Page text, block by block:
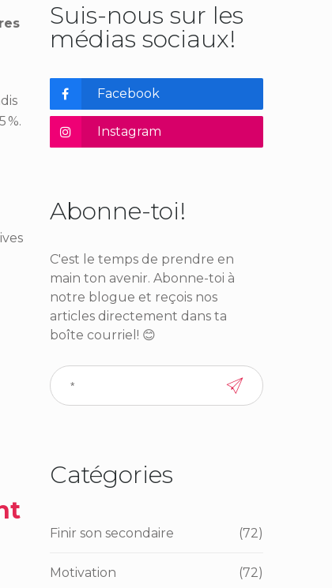
%.
Suis-nous sur les
médias sociaux!
Facebook
Instagram
Abonne-toi!
C'est le temps de prendre en
main ton avenir. Abonne-toi à
notre blogue et reçois nos
articles directement dans ta
boîte courriel! 😊
Catégories
Finir son secondaire (72)
Motivation (72)